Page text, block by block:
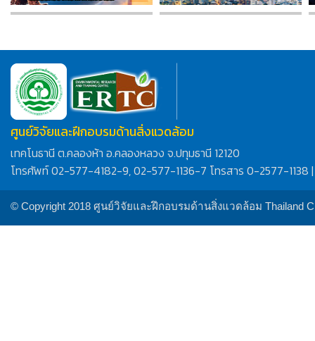
ศูนย์วิจัยและฝึกอบรมด้านสิ่งแวดล้อม
เทคโนธานี ต.คลองห้า อ.คลองหลวง จ.ปทุมธานี 12120
โทรศัพท์ 02-577-4182-9, 02-577-1136-7 โทรสาร 0-2577-1138
© Copyright 2018 ศูนย์วิจัยและฝึกอบรมด้านสิ่งแวดล้อม Thailand